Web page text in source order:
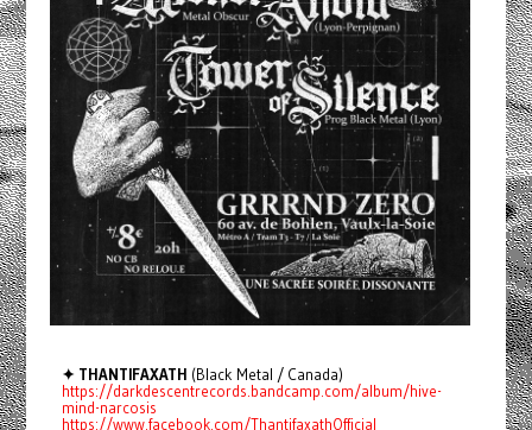
✦ THANTIFAXATH (Black Metal / Canada)
https://darkdescentrecords.bandcamp.com/album/hive-
mind-narcosis
https://www.facebook.com/ThantifaxathOfficial